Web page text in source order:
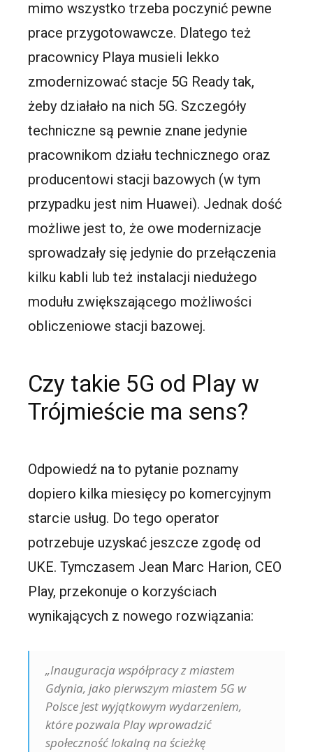
mimo wszystko trzeba poczynić pewne
prace przygotowawcze. Dlatego też
pracownicy Playa musieli lekko
zmodernizować stacje 5G Ready tak,
żeby działało na nich 5G. Szczegóły
techniczne są pewnie znane jedynie
pracownikom działu technicznego oraz
producentowi stacji bazowych (w tym
przypadku jest nim Huawei). Jednak dość
możliwe jest to, że owe modernizacje
sprowadzały się jedynie do przełączenia
kilku kabli lub też instalacji niedużego
modułu zwiększającego możliwości
obliczeniowe stacji bazowej.
Czy takie 5G od Play w
Trójmieście ma sens?
Odpowiedź na to pytanie poznamy
dopiero kilka miesięcy po komercyjnym
starcie usług. Do tego operator
potrzebuje uzyskać jeszcze zgodę od
UKE. Tymczasem Jean Marc Harion, CEO
Play, przekonuje o korzyściach
wynikających z nowego rozwiązania:
„Inauguracja współpracy z miastem
Gdynia, jako pierwszym miastem 5G w
Polsce jest wyjątkowym wydarzeniem,
które pozwala Play wprowadzić
społeczność lokalną na ścieżkę